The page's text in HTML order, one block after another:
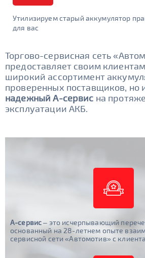
Утилизируем старый аккумулятор
для вас
Торгово-сервисная сеть
предоставляет своим
широкий ассортимент
проверенных поставщиков, но
надежный А-сервис на
эксплуатации АКБ.
А-сервис– это исчерпывающий
основанный на 28-летнем опыте
сервисной сети «Автомотив» с